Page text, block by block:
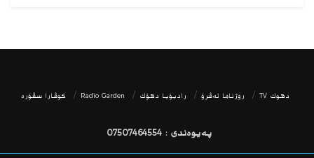
دھوك TV روژناما ئەڤرۆ رادیۆیا دهۆك Radio Garden كوڤارا سڤۆره‌
پەیوەندی : 07507464554